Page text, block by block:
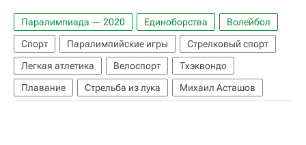
Паралимпиада — 2020 Единоборства
Волейбол
Спорт
Паралимпийские игры
Стрелковый спорт
Легкая атлетика
Велоспорт
Тхэквондо
Плавание
Стрельба из лука Михаил Асташов